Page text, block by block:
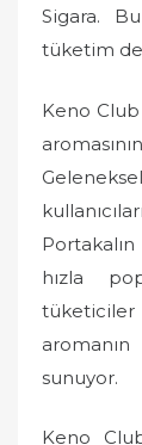
Sigara.
tüketim
Keno
hızla
tüketiciler
sunuyor.
Keno